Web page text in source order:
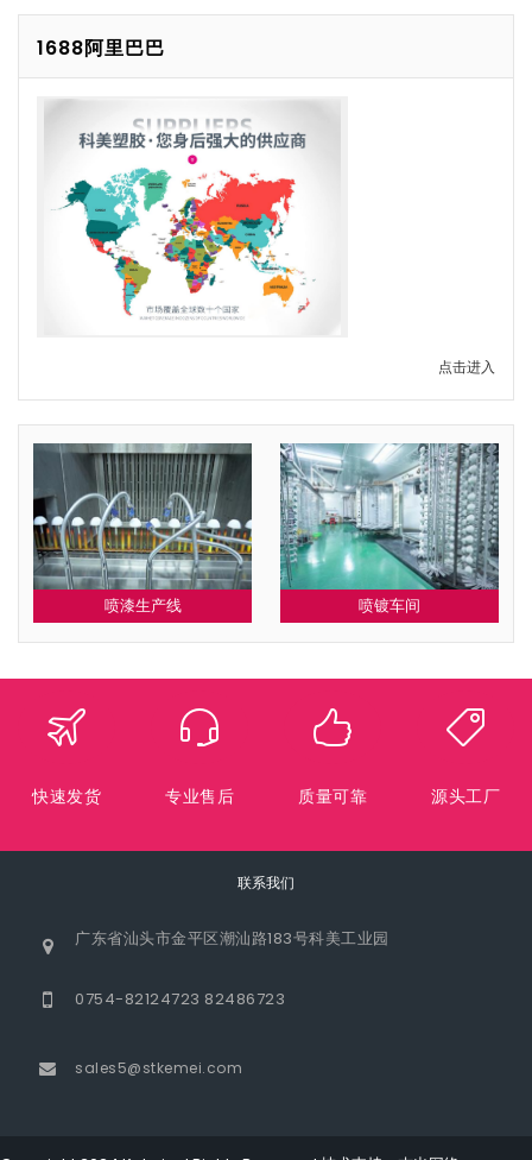
1688阿里巴巴
点击进入
喷漆生产线 喷镀车间
快速发货 专业售后 质量可靠 源头工厂
联系我们
广东省汕头市金平区潮汕路183号科美工业园
0754-82124723 82486723
sales5@stkemei.com